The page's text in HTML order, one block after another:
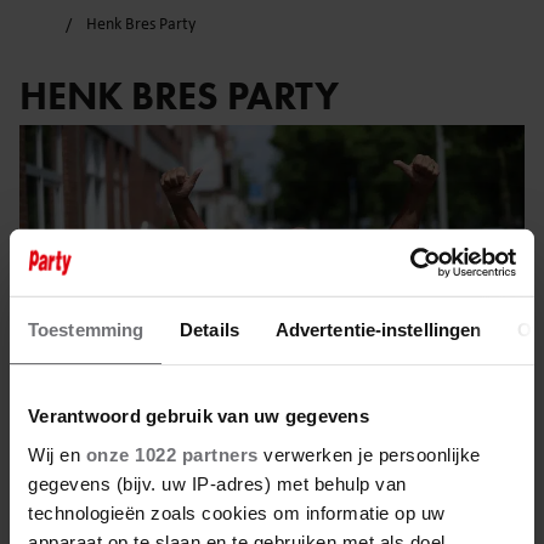
Toestemming Details Advertentie-instellingen
Verantwoord gebruik van uw gegevens
Wij en onze 1022 partners verwerken je persoonlijke
gegevens (bijv. uw IP-adres) met behulp van
technologieën zoals cookies om informatie op uw
Henk Bres Party
HENK BRES PARTY
31 mei 2024